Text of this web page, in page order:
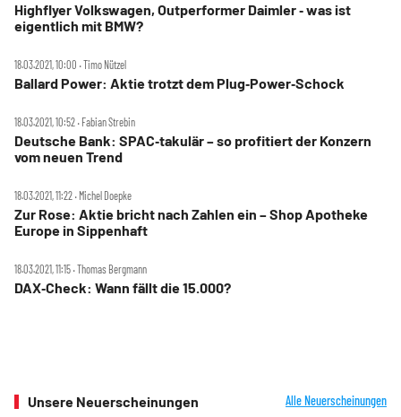
Highflyer Volkswagen, Outperformer Daimler ‑ was ist
eigentlich mit BMW?
18.03.2021, 10:00 ‧ Timo Nützel
Ballard Power: Aktie trotzt dem Plug‑Power‑Schock
18.03.2021, 10:52 ‧ Fabian Strebin
Deutsche Bank: SPAC‑takulär – so profitiert der Konzern
vom neuen Trend
18.03.2021, 11:22 ‧ Michel Doepke
Zur Rose: Aktie bricht nach Zahlen ein – Shop Apotheke
Europe in Sippenhaft
18.03.2021, 11:15 ‧ Thomas Bergmann
DAX‑Check: Wann fällt die 15.000?
Unsere Neuerscheinungen Alle Neuerscheinungen